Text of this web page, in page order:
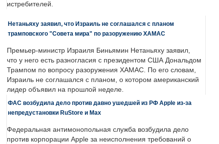
истребителей.
Нетаньяху заявил, что Израиль не соглашался с планом
трамповского "Совета мира" по разоружению ХАМАС
Премьер-министр Израиля Биньямин Нетаньяху заявил,
что у него есть разногласия с президентом США Дональдом
Трампом по вопросу разоружения ХАМАС. По его словам,
Израиль не соглашался с планом, о котором американский
лидер объявил на прошлой неделе.
ФАС возбудила дело против давно ушедшей из РФ Apple из-за
непредустановки RuStore и Max
Федеральная антимонопольная служба возбудила дело
против корпорации Apple за неисполнения требований о